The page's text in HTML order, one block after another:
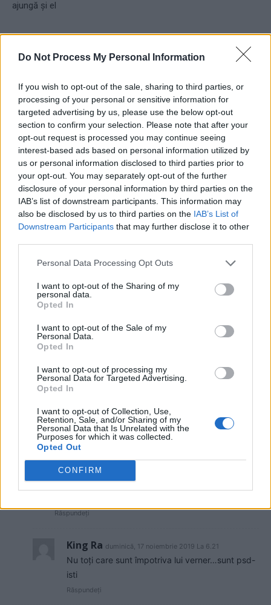
Do Not Process My Personal Information
If you wish to opt-out of the sale, sharing to third parties, or
processing of your personal or sensitive information for
targeted advertising by us, please use the below opt-out
section to confirm your selection. Please note that after your
opt-out request is processed you may continue seeing
interest-based ads based on personal information utilized by
us or personal information disclosed to third parties prior to
your opt-out. You may separately opt-out of the further
disclosure of your personal information by third parties on the
IAB’s list of downstream participants. This information may
also be disclosed by us to third parties on the IAB’s List of
Downstream Participants that may further disclose it to other
Personal Data Processing Opt Outs
I want to opt-out of the Sharing of my
personal data.
Opted In
I want to opt-out of the Sale of my
Personal Data.
Opted In
I want to opt-out of processing my
Personal Data for Targeted Advertising.
Opted In
I want to opt-out of Collection, Use,
Retention, Sale, and/or Sharing of my
Personal Data that Is Unrelated with the
Purposes for which it was collected.
Opted Out
CONFIRM
ajungă și el
Redacţia
RELATED ARTICLES
Comisia Europeană, după ororile
comise de PSD-AUR: ”Vom analiza
cu atenție modificările aduse legii.
DIICOT peste GIO Ciolacu?
Încă un test pentru Nicușor Dan: pe
european (Siegfried Mureșan) și o
marionetă a corupților (Sorin
12 COMENTARII
Andy sâmbătă, 16 noiembrie 2019 La 15.00
Ce cauta mizerabilul radu tudor acolo ? O biata
Răspundeți
King Ra duminică, 17 noiembrie 2019 La 6.21
Nu toți care sunt împotriva lui verner…sunt psd-
isti
Răspundeți